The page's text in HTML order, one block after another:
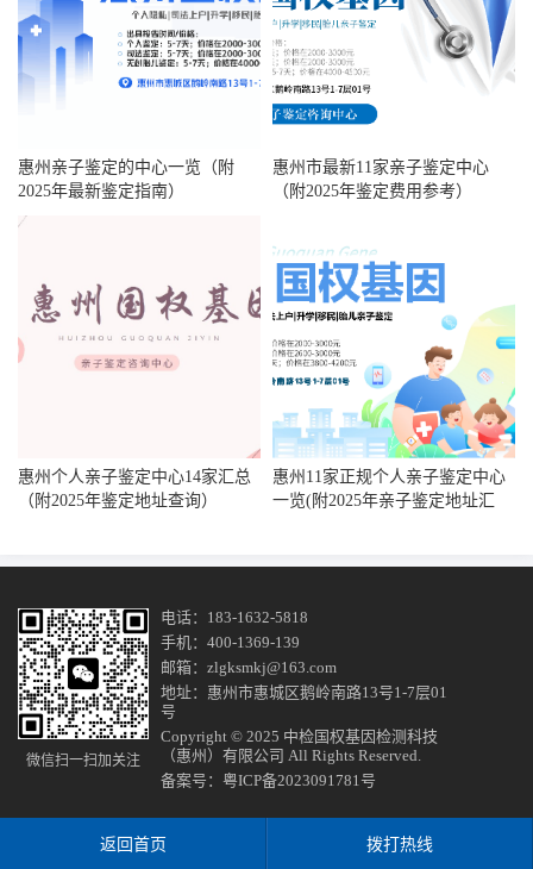
惠州亲子鉴定的中心一览（附
2025年最新鉴定指南）
惠州市最新11家亲子鉴定中心
（附2025年鉴定费用参考）
惠州个人亲子鉴定中心14家汇总
（附2025年鉴定地址查询）
惠州11家正规个人亲子鉴定中心
一览(附2025年亲子鉴定地址汇
微信扫一扫加关注
电话：183-1632-5818
手机：400-1369-139
邮箱：zlgksmkj@163.com
地址：惠州市惠城区鹅岭南路13号1-7层01
号
Copyright © 2025 中检国权基因检测科技
（惠州）有限公司 All Rights Reserved.
备案号： 粤ICP备2023091781号
返回首页 拨打热线